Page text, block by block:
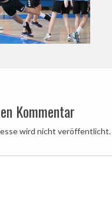
Kommentar
wird nicht veröffentlicht.